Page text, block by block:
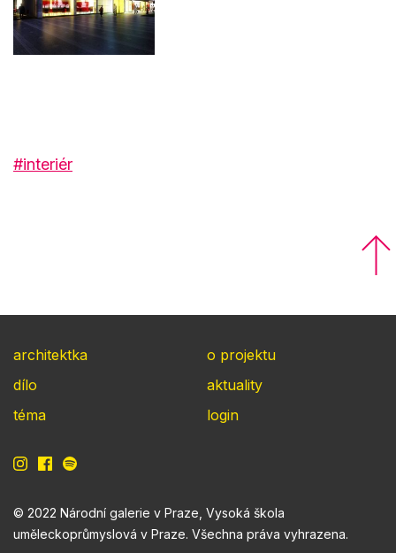
#interiér
architektka
dílo
téma
o projektu
aktuality
login
© 2022 Národní galerie v Praze, Vysoká škola
uměleckoprůmyslová v Praze. Všechna práva vyhrazena.